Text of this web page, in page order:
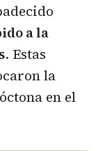
a la
. Estas
la
en el